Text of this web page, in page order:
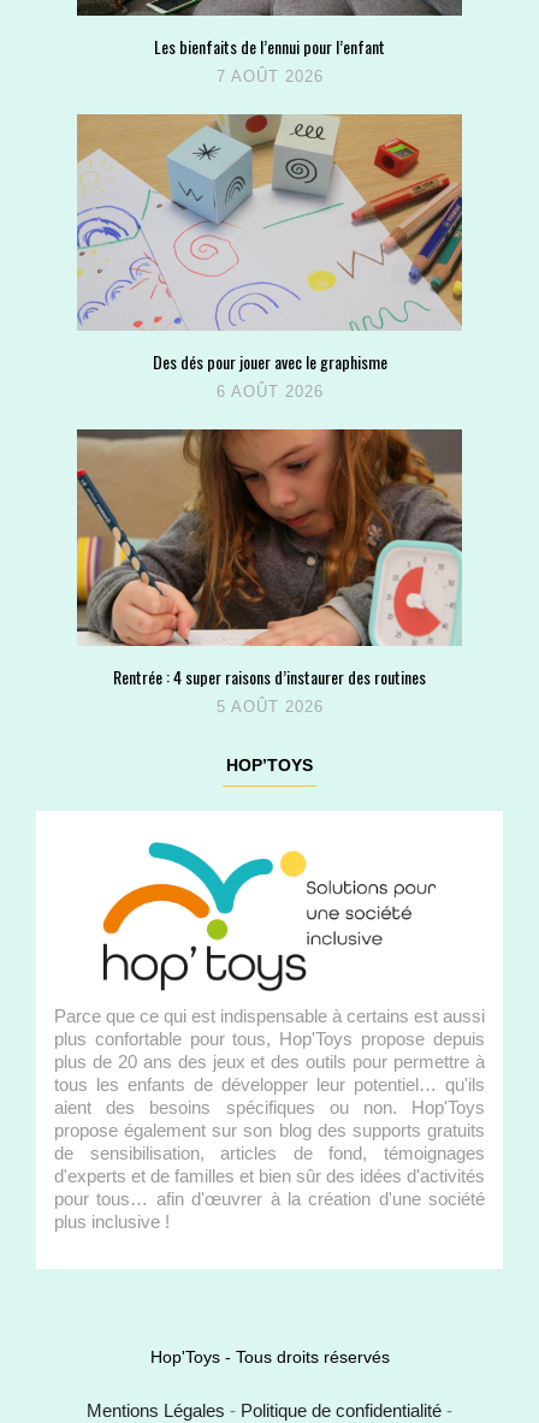
Les bienfaits de l’ennui pour l’enfant
7 AOÛT 2026
Des dés pour jouer avec le graphisme
6 AOÛT 2026
Rentrée : 4 super raisons d’instaurer des routines
5 AOÛT 2026
HOP’TOYS
Parce que ce qui est indispensable à certains est aussi
plus confortable pour tous, Hop'Toys propose depuis
plus de 20 ans des jeux et des outils pour permettre à
tous les enfants de développer leur potentiel… qu'ils
aient des besoins spécifiques ou non. Hop'Toys
propose également sur son blog des supports gratuits
de sensibilisation, articles de fond, témoignages
d'experts et de familles et bien sûr des idées d'activités
pour tous… afin d'œuvrer à la création d'une société
plus inclusive !
Hop'Toys - Tous droits réservés
Mentions Légales - Politique de confidentialité -